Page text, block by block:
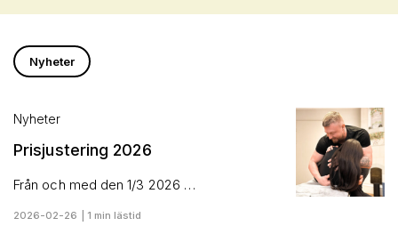
Nyheter
Nyheter
Prisjustering 2026
Från och med den 1/3 2026 …
2026-02-26 | 1 min lästid